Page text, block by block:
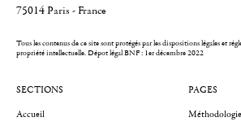
75014 Paris - France
Tous les contenus de ce site sont protégés par les dispositions légales et
propriété intellectuelle.Dépot légal BNF : 1er décembre 2022
SECTIONS
Accueil
PAGES
Méthodologie